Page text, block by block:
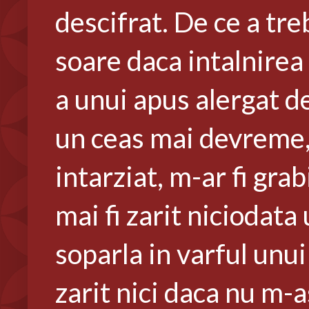
descifrat. De ce a
soare daca
a unui apus alergat
un ceas mai
intarziat, m-ar fi
mai fi zarit niciodata
soparla in varful
zarit nici daca nu